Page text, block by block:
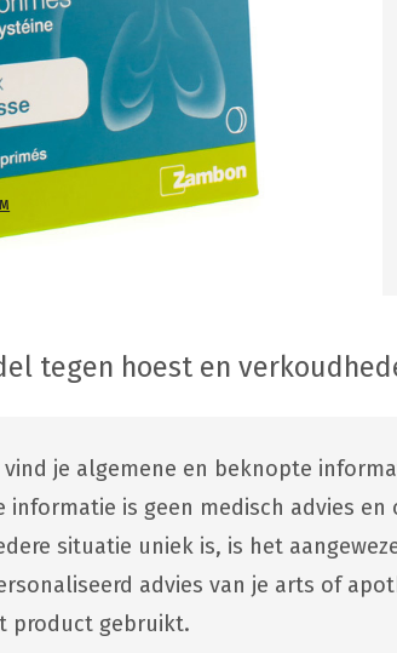
tegen hoest en
vind je algemene en beknopte
informatie is geen medisch advies
situatie uniek is, is het
advies van je arts of
product gebruikt.